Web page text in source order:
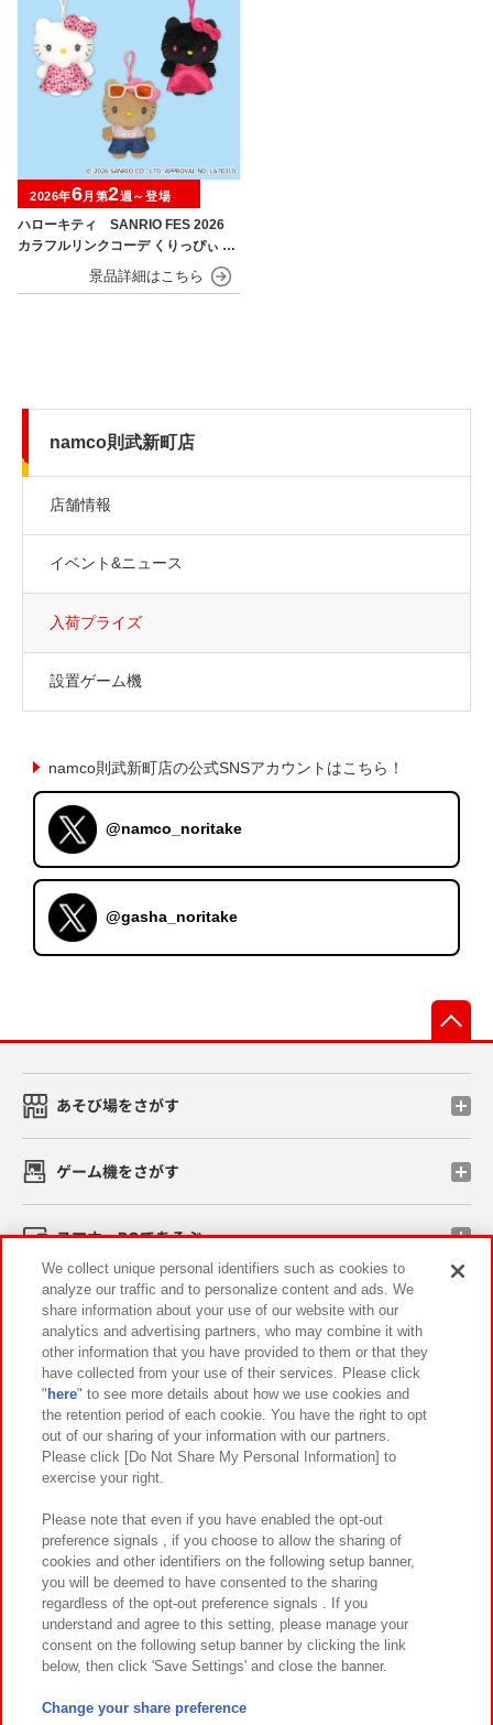
ハローキティ SANRIO FES 2026
カラフルリンクコーデ くりっぴぃ ぬ
2026年6月第2週～登場
namco則武新町店
店舗情報
イベント&ニュース
入荷プライズ
設置ゲーム機
namco則武新町店の公式SNSアカウントはこちら！
@namco_noritake
@gasha_noritake
あそび場をさがす
ゲーム機をさがす
スマホ・PCであそぶ
イベント・キャンペーン
関連会社 サステナビリティ サイトポリシー
プライバシーポリシー ウェブアクセシビリティ方針と検証結果
お取引先さまとともに
カスタマーハラスメント対応方針 よくあるご質問・お問い合わせ
©Bandai Namco Amusement Inc.
©Bandai Namco Amusement Lab Inc.
We collect unique personal identifiers such as cookies to
analyze our traffic and to personalize content and ads. We
share information about your use of our website with our
analytics and advertising partners, who may combine it with
other information that you have provided to them or that they
have collected from your use of their services. Please click
" here" to see more details about how we use cookies and
the retention period of each cookie. You have the right to opt
out of our sharing of your information with our partners.
Please click [Do Not Share My Personal Information] to
exercise your right.
Please note that even if you have enabled the opt-out
preference signals , if you choose to allow the sharing of
cookies and other identifiers on the following setup banner,
you will be deemed to have consented to the sharing
regardless of the opt-out preference signals . If you
understand and agree to this setting, please manage your
consent on the following setup banner by clicking the link
below, then click 'Save Settings' and close the banner.
Change your share preference